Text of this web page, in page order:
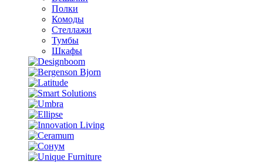
Полки
Комоды
Стеллажи
Тумбы
Шкафы